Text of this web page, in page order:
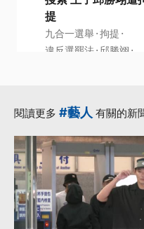
提
九合一選舉 ·拘提 ·
違反選罷法· 邱勝翊 ·
閱讀更多 #藝人 有關的新